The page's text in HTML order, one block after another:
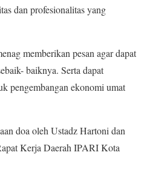
dan profesionalitas yang
memberikan pesan agar dapat
baiknya. Serta dapat
pengembangan ekonomi umat
doa oleh Ustadz Hartoni dan
Kerja Daerah IPARI Kota